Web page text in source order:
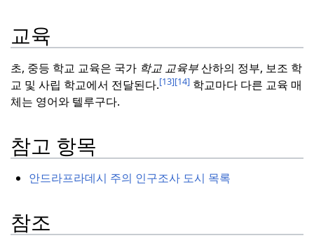
교육
초, 중등 학교 교육은 국가 학교 교육부산하의 정부, 보조 학
교 및 사립 학교에서 전달된다.[13][14] 학교마다 다른 교육 매
체는 영어와 텔루구다.
참고 항목
안드라프라데시 주의 인구조사 도시 목록
참조